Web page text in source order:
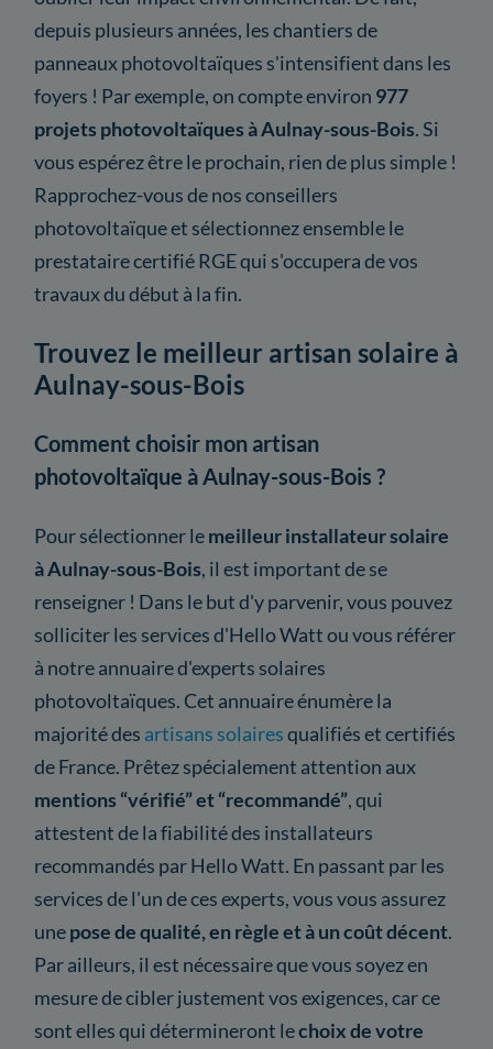
depuis plusieurs années, les chantiers de
panneaux photovoltaïques s'intensifient dans les
foyers ! Par exemple, on compte environ 977
projets photovoltaïques à Aulnay-sous-Bois. Si
vous espérez être le prochain, rien de plus simple !
Rapprochez-vous de nos conseillers
photovoltaïque et sélectionnez ensemble le
prestataire certifié RGE qui s'occupera de vos
travaux du début à la fin.
Trouvez le meilleur artisan solaire à
Aulnay-sous-Bois
Comment choisir mon artisan
photovoltaïque à Aulnay-sous-Bois ?
Pour sélectionner lemeilleur installateur solaire
à Aulnay-sous-Bois, il est important de se
renseigner ! Dans le but d'y parvenir, vous pouvez
solliciter les services d'Hello Watt ou vous référer
à notre annuaire d'experts solaires
photovoltaïques. Cet annuaire énumère la
majorité des artisans solairesqualifiés et certifiés
de France. Prêtez spécialement attention aux
mentions “vérifié” et “recommandé”, qui
attestent de la fiabilité des installateurs
recommandés par Hello Watt. En passant par les
services de l'un de ces experts, vous vous assurez
unepose de qualité, en règle et à un coût décent.
Par ailleurs, il est nécessaire que vous soyez en
mesure de cibler justement vos exigences, car ce
sont elles qui détermineront lechoix de votre